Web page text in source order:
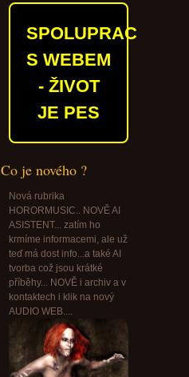
SPOLUPRACUJEME
S WEBEM
- ŽIVOT
JE PES
Co je nového ?
Nová rubrika
HORORMUSIC.. NOVĚ AI
ASISTENT... zatím ho
krmíme informacemi, ale už
teď má dost info...a také AI
tvorba což jsou krátké
příběhy... NOVĚ i archiv a v
kontaktech i klik na nový
AUDIO WEB....